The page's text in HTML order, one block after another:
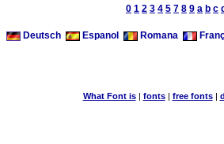
0 1 2 3 4 5 7 8 9 a b c
Deutsch Espanol Romana
What Font is| fonts| free fonts|